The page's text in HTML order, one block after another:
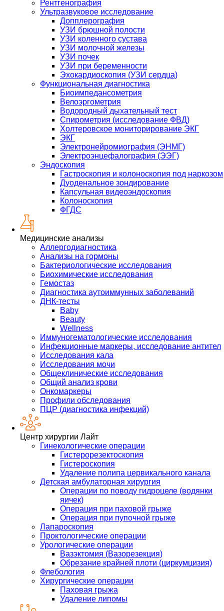
Рентгенография
Ультразвуковое исследование
Допплерография
УЗИ брюшной полости
УЗИ коленного сустава
УЗИ молочной железы
УЗИ почек
УЗИ при беременности
Эхокардиоскопия (УЗИ сердца)
Функциональная диагностика
Биоимпедансометрия
Велоэргометрия
Водородный дыхательный тест
Спирометрия (исследование ФВД)
Холтеровское мониторирование ЭКГ
ЭКГ
Электронейромиография (ЭНМГ)
Электроэнцефалография (ЭЭГ)
Эндоскопия
Гастроскопия и колоноскопия под наркозом
Дуоденальное зондирование
Капсульная видеоэндоскопия
Колоноскопия
ФГДС
Медицинские анализы
Аллергодиагностика
Анализы на гормоны
Бактериологические исследования
Биохимические исследования
Гемостаз
Диагностика аутоиммунных заболеваний
ДНК-тесты
Baby
Beauty
Wellness
Иммуногематологические исследования
Инфекционные маркеры, исследование антител
Исследования кала
Исследования мочи
Общеклинические исследования
Общий анализ крови
Онкомаркеры
Профили обследования
ПЦР (диагностика инфекций)
Центр хирургии Лайт
Гинекологические операции
Гистерорезектоскопия
Гистероскопия
Удаление полипа цервикального канала
Детская амбулаторная хирургия
Операции по поводу гидроцеле (водянки
яичек)
Операция при паховой грыже
Операция при пупочной грыже
Лапароскопия
Проктологические операции
Урологические операции
Вазэктомия (Вазорезекция)
Обрезание крайней плоти (циркумцизия)
Флебология
Хирургические операции
Паховая грыжа
Удаление липомы